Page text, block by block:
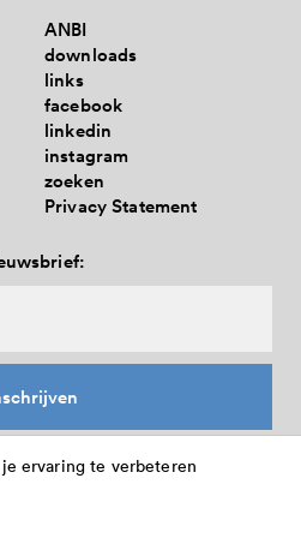
2025-2028
ANBI
downloads
links
facebook
linkedin
instagram
zoeken
Privacy Statement
ervaring te verbeteren